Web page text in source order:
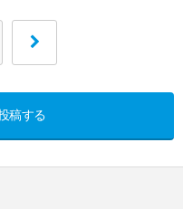
稿する